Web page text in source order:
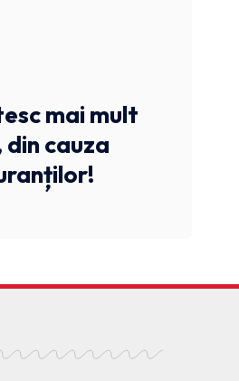
mai mult
cauza